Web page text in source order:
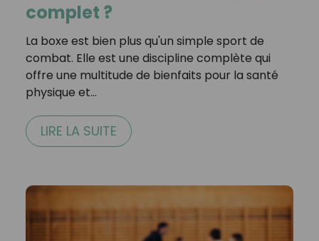
complet ?
La boxe est bien plus qu'un simple sport de
combat. Elle est une discipline complète qui
offre une multitude de bienfaits pour la santé
physique et…
LIRE LA SUITE